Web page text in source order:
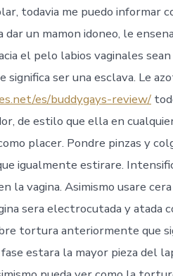
todavia me puedo informar
un mamon idoneo, le
el pelo labios vaginales
ser una esclava. Le
es/buddygays-review/
de estilo que ella en
placer. Pondre pinzas y
igualmente estirare.
la vagina. Asimismo usare
sera electrocutada y atada
tortura anteriormente que
estara la mayor pieza del